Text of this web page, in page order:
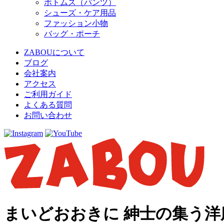
ボトムス（パンツ）
シューズ・ケア用品
ファッション小物
バッグ・ポーチ
ZABOUについて
ブログ
会社案内
アクセス
ご利用ガイド
よくある質問
お問い合わせ
まいどおおきに 紳士の集う